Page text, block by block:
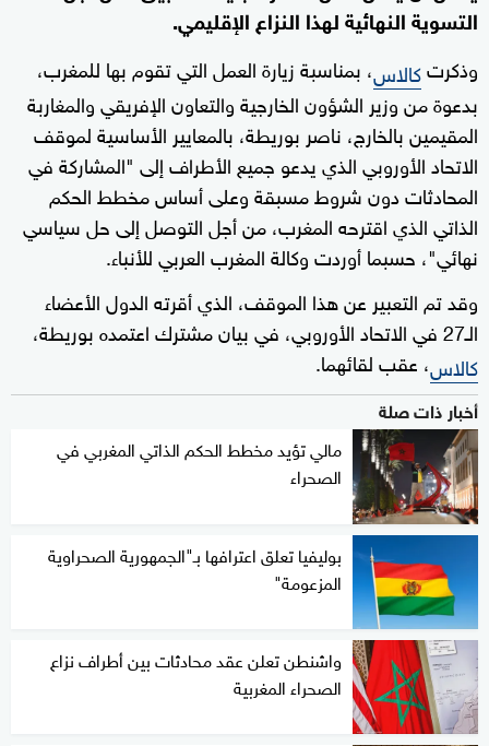
التسوية النهائية لهذا النزاع الإقليمي.
وذكرتكالاس، بمناسبة زيارة العمل التي تقوم بها للمغرب،
بدعوة من وزير الشؤون الخارجية والتعاون الإفريقي والمغاربة
المقيمين بالخارج، ناصر بوريطة، بالمعايير الأساسية لموقف
الاتحاد الأوروبي الذي يدعو جميع الأطراف إلى "المشاركة في
المحادثات دون شروط مسبقة وعلى أساس مخطط الحكم
الذاتي الذي اقترحه المغرب، من أجل التوصل إلى حل سياسي
نهائي"، حسبما أوردت وكالة المغرب العربي للأنباء.
وقد تم التعبير عن هذا الموقف، الذي أقرته الدول الأعضاء
الـ27 في الاتحاد الأوروبي، في بيان مشترك اعتمده بوريطة،
كالاس، عقب لقائهما.
أخبار ذات صلة
مالي تؤيد مخطط الحكم الذاتي المغربي في
الصحراء
بوليفيا تعلق اعترافها بـ"الجمهورية الصحراوية
المزعومة"
واشنطن تعلن عقد محادثات بين أطراف نزاع
الصحراء المغربية